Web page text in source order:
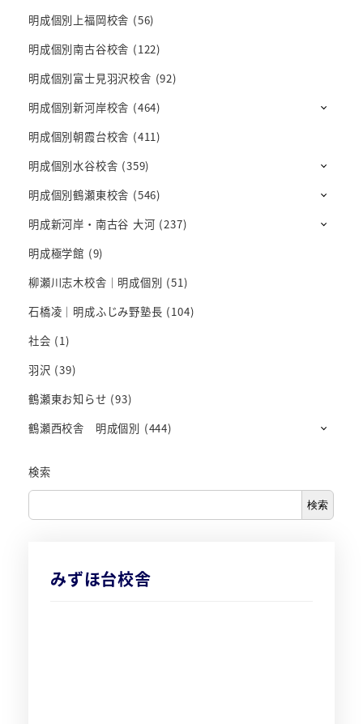
明成個別上福岡校舎 (56)
明成個別南古谷校舎 (122)
明成個別富士見羽沢校舎 (92)
明成個別新河岸校舎 (464)
明成個別朝霞台校舎 (411)
明成個別水谷校舎 (359)
明成個別鶴瀬東校舎 (546)
明成新河岸・南古谷 大河 (237)
明成極学館 (9)
柳瀬川志木校舎｜明成個別 (51)
石橋凌｜明成ふじみ野塾長 (104)
社会 (1)
羽沢 (39)
鶴瀬東お知らせ (93)
鶴瀬西校舎 明成個別 (444)
検索
検索
みずほ台校舎